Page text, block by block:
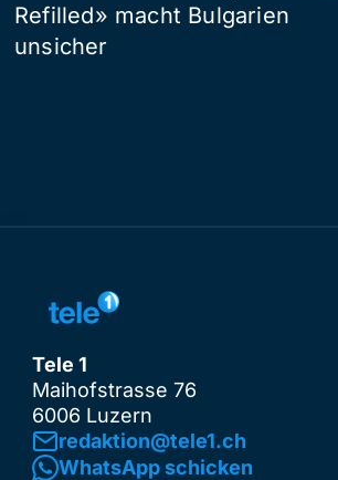
Refilled» macht Bulgarien
unsicher
Tele 1
Maihofstrasse 76
6006 Luzern
redaktion@tele1.ch
WhatsApp schicken